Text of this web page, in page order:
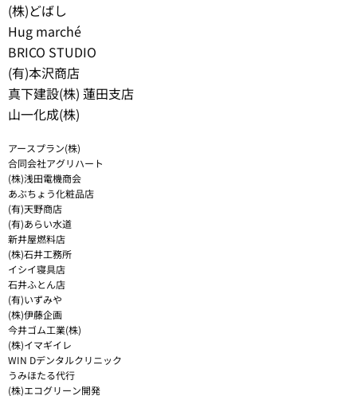
(株)どばし
Hug marché
BRICO STUDIO
(有)本沢商店
真下建設(株) 蓮田支店
山一化成(株)
アースプラン(株)
合同会社アグリハート
(株)浅田電機商会
あぶちょう化粧品店
(有)天野商店
(有)あらい水道
新井屋燃料店
(株)石井工務所
イシイ寝具店
石井ふとん店
(有)いずみや
(株)伊藤企画
今井ゴム工業(株)
(株)イマギイレ
WIN Dデンタルクリニック
うみほたる代行
(株)エコグリーン開発